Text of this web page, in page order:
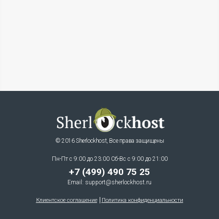
© 2016 Sherlockhost, Все права защищены
Пн-Пт с 9:00 до 23:00 Сб-Вс с 9:00 до 21:00
+7 (499) 490 75 25
Email: support@sherlockhost.ru
Клиентское соглашение Политика конфиденциальности